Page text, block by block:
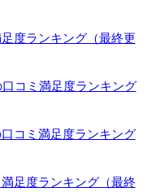
度ランキング（最終更
コミ満足度ランキング
コミ満足度ランキング
足度ランキング（最終